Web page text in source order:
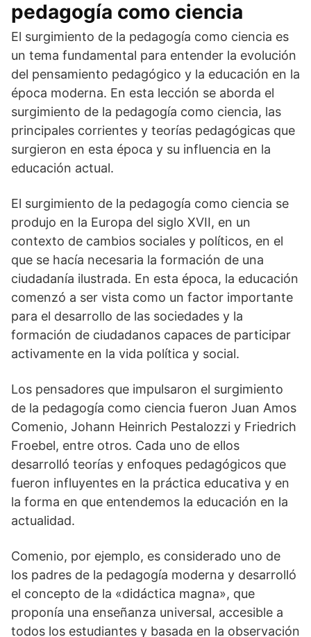
pedagogía como ciencia
El surgimiento de la pedagogía como ciencia es
un tema fundamental para entender la evolución
del pensamiento pedagógico y la educación en la
época moderna. En esta lección se aborda el
surgimiento de la pedagogía como ciencia, las
principales corrientes y teorías pedagógicas que
surgieron en esta época y su influencia en la
educación actual.
El surgimiento de la pedagogía como ciencia se
produjo en la Europa del siglo XVII, en un
contexto de cambios sociales y políticos, en el
que se hacía necesaria la formación de una
ciudadanía ilustrada. En esta época, la educación
comenzó a ser vista como un factor importante
para el desarrollo de las sociedades y la
formación de ciudadanos capaces de participar
activamente en la vida política y social.
Los pensadores que impulsaron el surgimiento
de la pedagogía como ciencia fueron Juan Amos
Comenio, Johann Heinrich Pestalozzi y Friedrich
Froebel, entre otros. Cada uno de ellos
desarrolló teorías y enfoques pedagógicos que
fueron influyentes en la práctica educativa y en
la forma en que entendemos la educación en la
actualidad.
Comenio, por ejemplo, es considerado uno de
los padres de la pedagogía moderna y desarrolló
el concepto de la «didáctica magna», que
proponía una enseñanza universal, accesible a
todos los estudiantes y basada en la observación